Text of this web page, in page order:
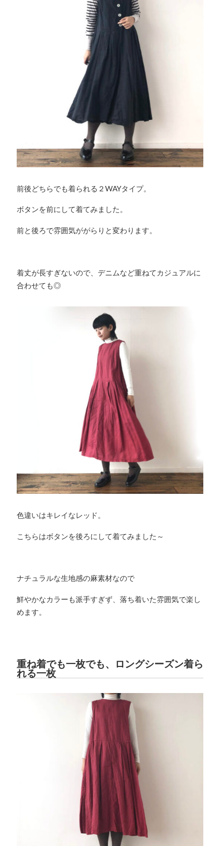
前後どちらでも着られる２WAYタイプ。
ボタンを前にして着てみました。
前と後ろで雰囲気ががらりと変わります。
着丈が長すぎないので、デニムなど重ねてカジュアルに
合わせても◎
色違いはキレイなレッド。
こちらはボタンを後ろにして着てみました～
ナチュラルな生地感の麻素材なので
鮮やかなカラーも派手すぎず、落ち着いた雰囲気で楽し
めます。
重ね着でも一枚でも、ロングシーズン着ら
れる一枚